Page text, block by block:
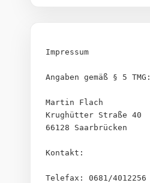
Impressum
Angaben gemäß § 5 TMG:
Martin Flach
Krughütter Straße 40
66128 Saarbrücken
Kontakt:
Telefax: 0681/4012256